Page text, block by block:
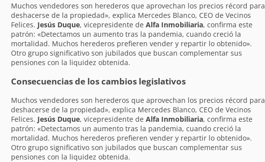
Muchos vendedores son herederos que aprovechan los precios récord para
deshacerse de la propiedad», explica Mercedes Blanco, CEO de Vecinos
Felices. Jesús Duque, vicepresidente de Alfa Inmobiliaria, confirma este
patrón: «Detectamos un aumento tras la pandemia, cuando creció la
mortalidad. Muchos herederos prefieren vender y repartir lo obtenido».
Otro grupo significativo son jubilados que buscan complementar sus
pensiones con la liquidez obtenida.
Consecuencias de los cambios legislativos
Muchos vendedores son herederos que aprovechan los precios récord para
deshacerse de la propiedad», explica Mercedes Blanco, CEO de Vecinos
Felices. Jesús Duque, vicepresidente de Alfa Inmobiliaria, confirma este
patrón: «Detectamos un aumento tras la pandemia, cuando creció la
mortalidad. Muchos herederos prefieren vender y repartir lo obtenido».
Otro grupo significativo son jubilados que buscan complementar sus
pensiones con la liquidez obtenida.